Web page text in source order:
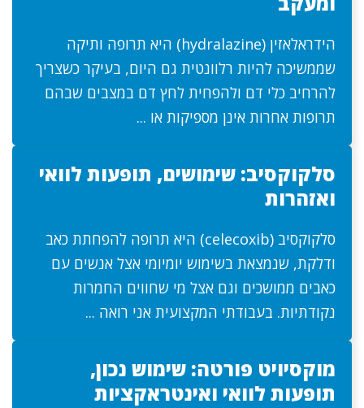
הידראלאזין (hydralazine) היא תרופה ותיקה
שממשיכה להיות רלוונטית גם היום, בעיקר כשצריך
להרחיב כלי דם ולהפחית לחץ דם במצבים שבהם
תרופות אחרות אינן מספיקות או ...
סלקוקסיב: שימושים, תופעות לוואי
ואזהרות
סלקוקסיב (celecoxib) היא תרופה להפחתת כאב
ודלקת, שנמצאת בשימוש יומיומי אצל אנשים עם
כאבים ממושכים וגם אצל מי שחווים החמרות
נקודתיות. בעבודתי המקצועית אני רואה ...
מוקסיויט פורטה: שימוש נכון,
תופעות לוואי ואינטראקציות